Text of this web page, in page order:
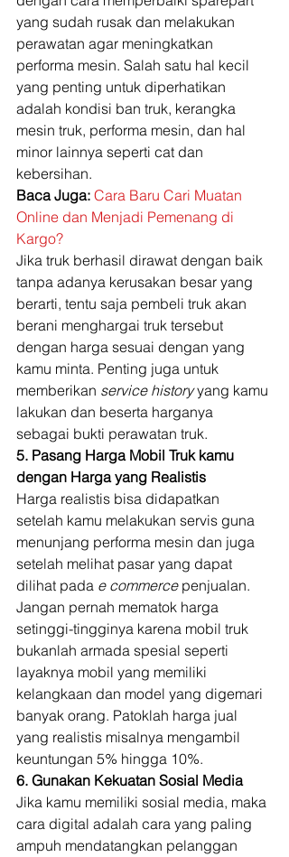
yang sudah rusak dan melakukan
perawatan agar meningkatkan
performa mesin. Salah satu hal kecil
yang penting untuk diperhatikan
adalah kondisi ban truk, kerangka
mesin truk, performa mesin, dan hal
minor lainnya seperti cat dan
kebersihan.
Baca Juga: Cara Baru Cari Muatan
Online dan Menjadi Pemenang di
Kargo?
Jika truk berhasil dirawat dengan baik
tanpa adanya kerusakan besar yang
berarti, tentu saja pembeli truk akan
berani menghargai truk tersebut
dengan harga sesuai dengan yang
kamu minta. Penting juga untuk
memberikan service history yang kamu
lakukan dan beserta harganya
sebagai bukti perawatan truk.
5. Pasang Harga Mobil Truk kamu
dengan Harga yang Realistis
Harga realistis bisa didapatkan
setelah kamu melakukan servis guna
menunjang performa mesin dan juga
setelah melihat pasar yang dapat
dilihat pada e commerce penjualan.
Jangan pernah mematok harga
setinggi-tingginya karena mobil truk
bukanlah armada spesial seperti
layaknya mobil yang memiliki
kelangkaan dan model yang digemari
banyak orang. Patoklah harga jual
yang realistis misalnya mengambil
keuntungan 5% hingga 10%.
6. Gunakan Kekuatan Sosial Media
Jika kamu memiliki sosial media, maka
cara digital adalah cara yang paling
ampuh mendatangkan pelanggan